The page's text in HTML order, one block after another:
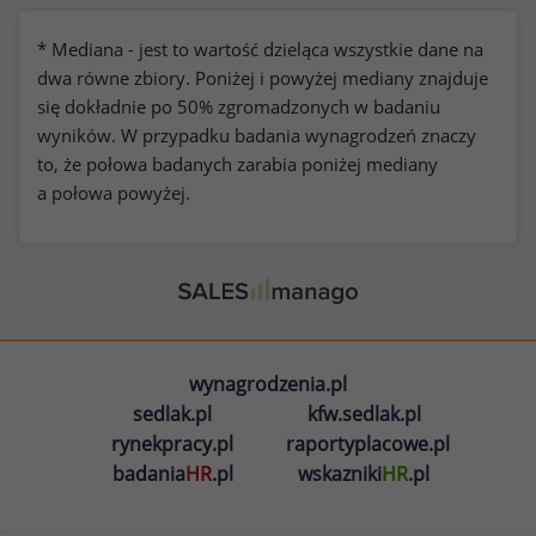
* Mediana - jest to wartość dzieląca wszystkie dane na
dwa równe zbiory. Poniżej i powyżej mediany znajduje
się dokładnie po 50% zgromadzonych w badaniu
wyników. W przypadku badania wynagrodzeń znaczy
to, że połowa badanych zarabia poniżej mediany
a połowa powyżej.
wynagrodzenia.pl
sedlak.pl
kfw.sedlak.pl
rynekpracy.pl
raportyplacowe.pl
badaniaHR.pl wskaznikiHR.pl